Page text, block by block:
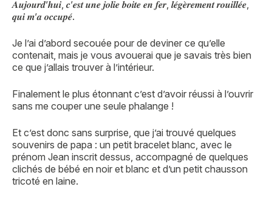
𝑨𝒖𝒋𝒐𝒖𝒓𝒅’𝒉𝒖𝒊, 𝒄’𝒆𝒔𝒕 𝒖𝒏𝒆 𝒋𝒐𝒍𝒊𝒆 𝒃𝒐𝒊𝒕𝒆 𝒆𝒏 𝒇𝒆𝒓, 𝒍𝒆́𝒈𝒆̀𝒓𝒆𝒎𝒆𝒏𝒕 𝒓𝒐𝒖𝒊𝒍𝒍𝒆́𝒆,
𝒒𝒖𝒊 𝒎’𝒂 𝒐𝒄𝒄𝒖𝒑𝒆́.
Je l’ai d’abord secouée pour de deviner ce qu’elle
contenait, mais je vous avouerai que je savais très bien
ce que j’allais trouver à l’intérieur.
Finalement le plus étonnant c’est d’avoir réussi à l’ouvrir
sans me couper une seule phalange !
Et c’est donc sans surprise, que j’ai trouvé quelques
souvenirs de papa : un petit bracelet blanc, avec le
prénom Jean inscrit dessus, accompagné de quelques
clichés de bébé en noir et blanc et d’un petit chausson
tricoté en laine.